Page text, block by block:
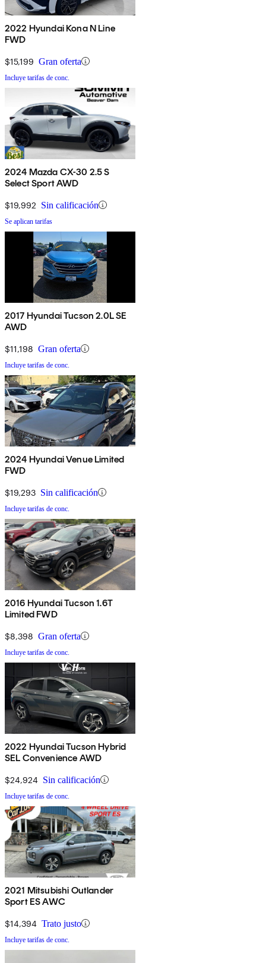
2022 Hyundai Kona N Line
FWD
$15,199 Gran oferta
Incluye tarifas de conc.
2024 Mazda CX-30 2.5 S
Select Sport AWD
$19,992 Sin calificación
Se aplican tarifas
2017 Hyundai Tucson 2.0L SE
AWD
$11,198 Gran oferta
Incluye tarifas de conc.
2024 Hyundai Venue Limited
FWD
$19,293 Sin calificación
Incluye tarifas de conc.
2016 Hyundai Tucson 1.6T
Limited FWD
$8,398 Gran oferta
Incluye tarifas de conc.
2022 Hyundai Tucson Hybrid
SEL Convenience AWD
$24,924 Sin calificación
Incluye tarifas de conc.
2021 Mitsubishi Outlander
Sport ES AWC
$14,394 Trato justo
Incluye tarifas de conc.